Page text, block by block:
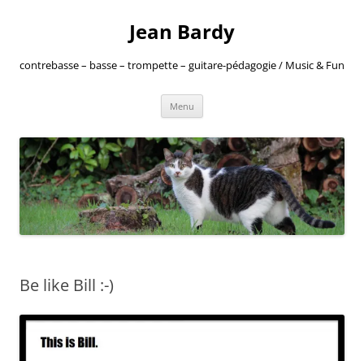
Jean Bardy
contrebasse – basse – trompette – guitare-pédagogie / Music & Fun
Menu
Be like Bill :-)